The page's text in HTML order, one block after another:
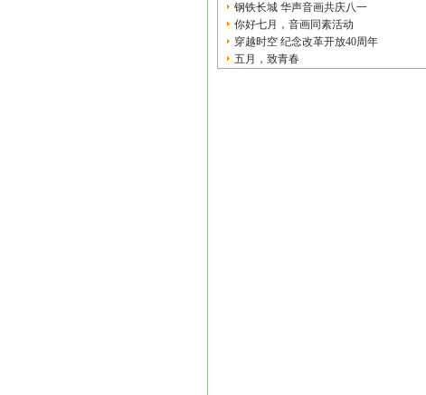
钢铁长城 华声音画共庆八一
你好七月，音画同素活动
穿越时空 纪念改革开放40周年
五月，致青春